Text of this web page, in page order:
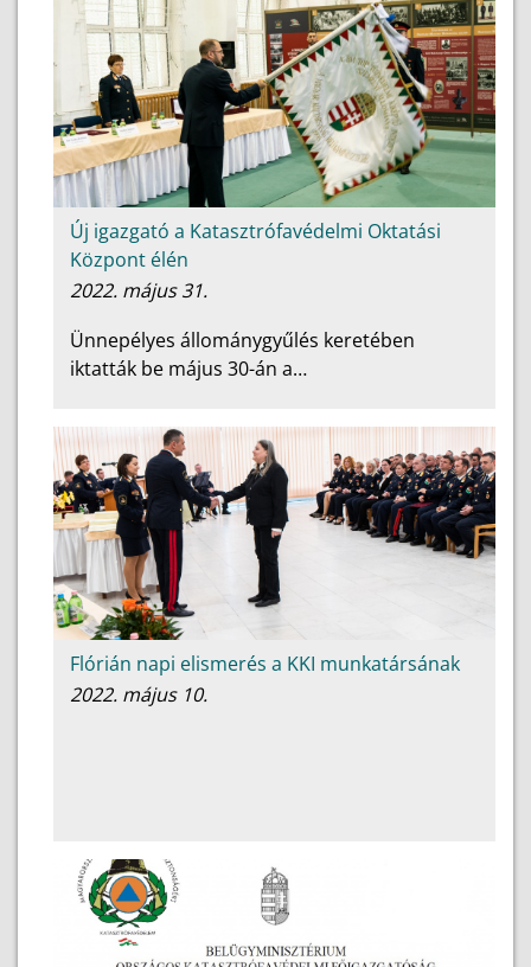
Új igazgató a Katasztrófavédelmi Oktatási
Központ élén
2022. május 31.
Ünnepélyes állománygyűlés keretében
iktatták be május 30-án a…
Flórián napi elismerés a KKI munkatársának
2022. május 10.